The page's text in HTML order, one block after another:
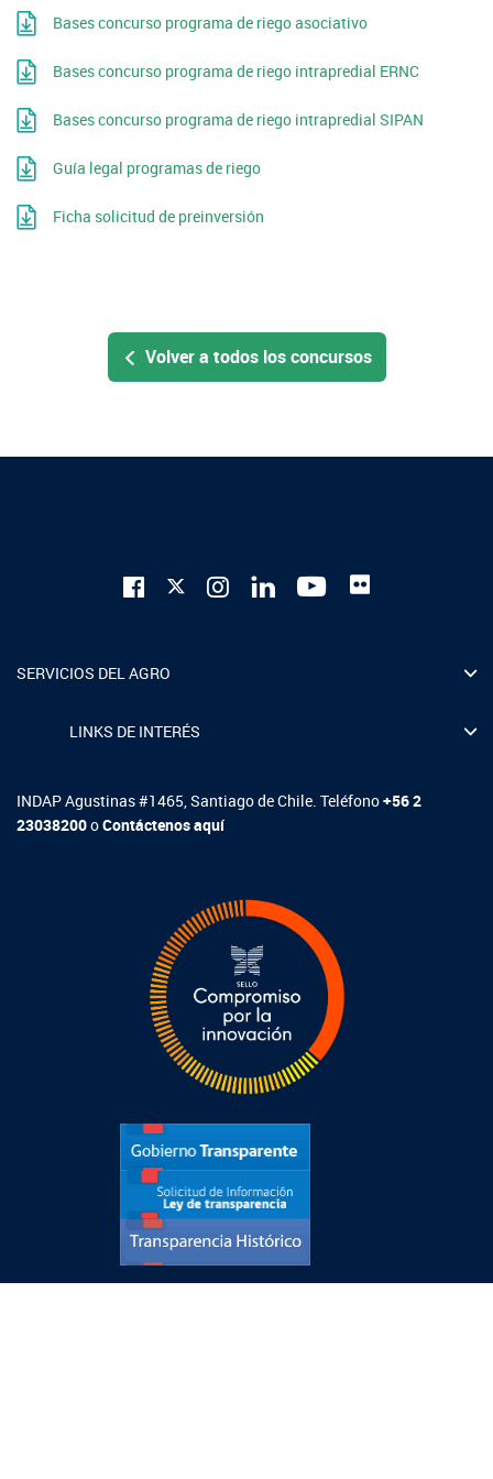
Fotografía
Biblioteca
Bases concurso programa de riego asociativo
Bases concurso programa de riego intrapredial ERNC
Bases concurso programa de riego intrapredial SIPAN
Guía legal programas de riego
Ficha solicitud de preinversión
Volver a todos los concursos
SERVICIOS DEL AGRO
LINKS DE INTERÉS
INDAP Agustinas #1465, Santiago de Chile. Teléfono+56 2
23038200oContáctenos aquí